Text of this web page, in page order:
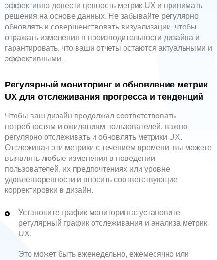
эффективно донести ценность метрик UX и принимать
решения на основе данных. Не забывайте регулярно
обновлять и совершенствовать визуализации, чтобы
отражать изменения в производительности дизайна и
гарантировать, что ваши отчеты остаются актуальными и
эффективными.
Регулярный мониторинг и обновление метрик
UX для отслеживания прогресса и тенденций
Чтобы ваш дизайн продолжал соответствовать
потребностям и ожиданиям пользователей, важно
регулярно отслеживать и обновлять метрики UX.
Отслеживая эти метрики с течением времени, вы можете
выявлять любые изменения в поведении
пользователей, их предпочтениях или уровне
удовлетворенности и вносить соответствующие
корректировки в дизайн.
Установите график мониторинга: установите
регулярный график отслеживания и анализа метрик
UX.
Это может быть еженедельно, ежемесячно или